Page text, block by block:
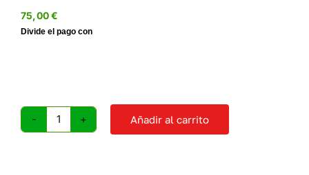
75,00€
Volumen
Añadir al carrito